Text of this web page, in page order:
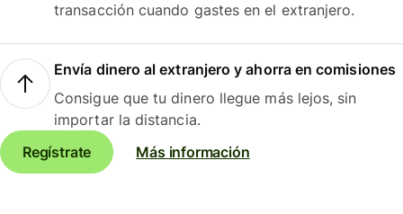
transacción cuando gastes en el extranjero.
Envía dinero al extranjero y ahorra en comisiones
Consigue que tu dinero llegue más lejos, sin
importar la distancia.
Regístrate
Más información